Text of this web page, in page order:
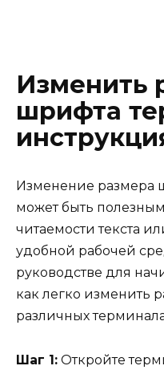
Изменить
шрифта
Изменение размера
может быть
читаемости текста
удобной рабочей
руководстве для
как легко изменить
различных
Шаг 1: Откройте